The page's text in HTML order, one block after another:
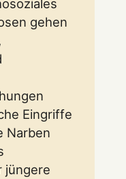
gehen
Eingriffe
Narben
jüngere